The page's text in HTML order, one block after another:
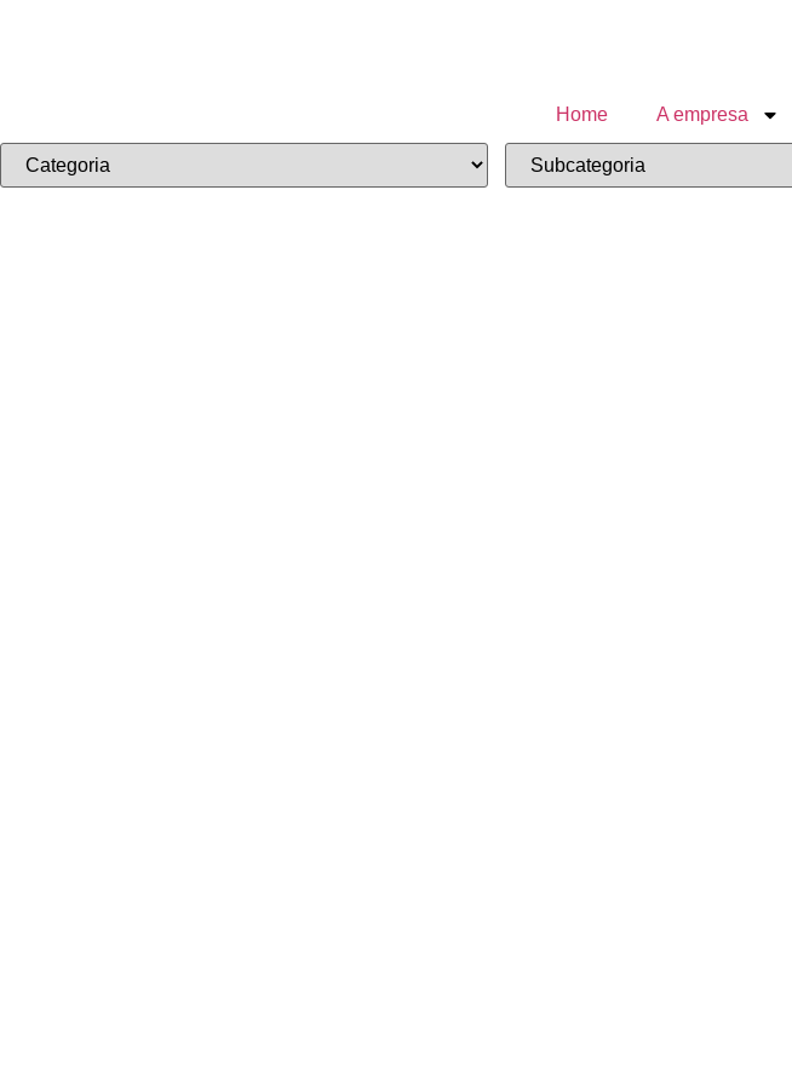
Home A empresa